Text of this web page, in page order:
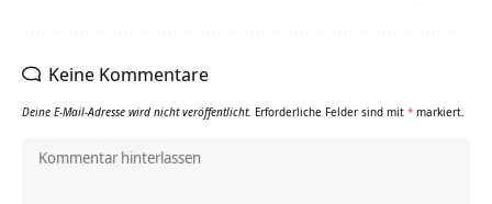
Keine Kommentare
Deine E-Mail-Adresse wird nicht veröffentlicht. Erforderliche Felder sind mit * markiert.